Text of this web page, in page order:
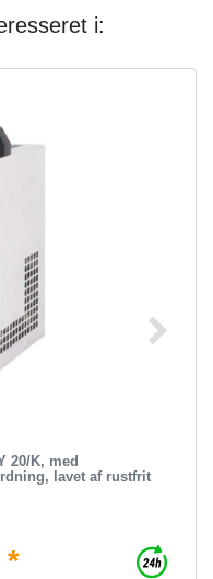
i:
20/K, med
lavet af rustfrit
*